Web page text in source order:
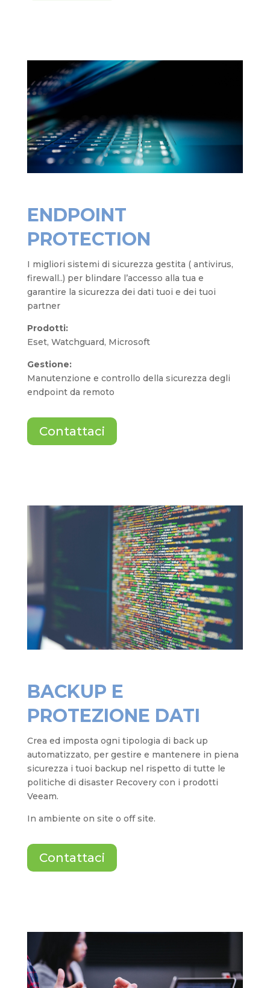
ENDPOINT
PROTECTION
I migliori sistemi di sicurezza gestita ( antivirus,
firewall..) per blindare l’accesso alla tua e
garantire la sicurezza dei dati tuoi e dei tuoi
partner
Prodotti:
Eset, Watchguard, Microsoft
Gestione:
Manutenzione e controllo della sicurezza degli
endpoint da remoto
Contattaci
BACKUP E
PROTEZIONE DATI
Crea ed imposta ogni tipologia di back up
automatizzato, per gestire e mantenere in piena
sicurezza i tuoi backup nel rispetto di tutte le
politiche di disaster Recovery con i prodotti
Veeam.
In ambiente on site o off site.
Contattaci